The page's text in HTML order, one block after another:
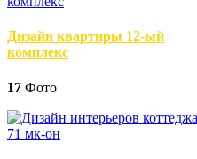
Дизайн квартиры 12-ый
комплекс
17 Фото